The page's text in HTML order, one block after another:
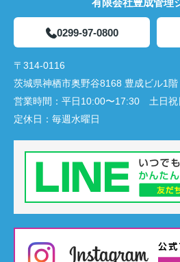
0299-97-0800
〒314-0116
茨城県神栖市奥野谷8168 豊成ビル1階
営業時間： 平日10:00〜17:30 土日祝
定休日： 毎週水曜日